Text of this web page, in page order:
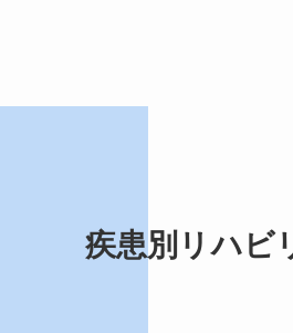
疾患別リハビ